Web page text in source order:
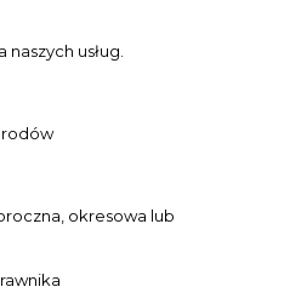
usług.
okresowa lub